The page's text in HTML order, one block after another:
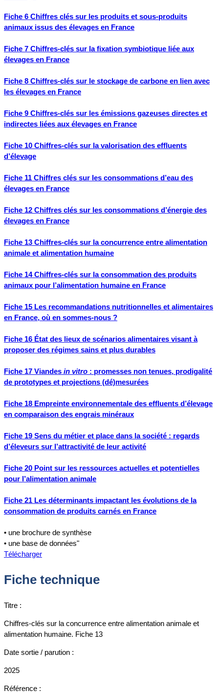
Fiche 6 Chiffres clés sur les produits et sous-produits
animaux issus des élevages en France
Fiche 7 Chiffres-clés sur la fixation symbiotique liée aux
élevages en France
Fiche 8 Chiffres-clés sur le stockage de carbone en lien avec
les élevages en France
Fiche 9 Chiffres-clés sur les émissions gazeuses directes et
indirectes liées aux élevages en France
Fiche 10 Chiffres-clés sur la valorisation des effluents
d’élevage
Fiche 11 Chiffres clés sur les consommations d’eau des
élevages en France
Fiche 12 Chiffres clés sur les consommations d’énergie des
élevages en France
Fiche 13 Chiffres-clés sur la concurrence entre alimentation
animale et alimentation humaine
Fiche 14 Chiffres-clés sur la consommation des produits
animaux pour l’alimentation humaine en France
Fiche 15 Les recommandations nutritionnelles et alimentaires
en France, où en sommes-nous ?
Fiche 16 État des lieux de scénarios alimentaires visant à
proposer des régimes sains et plus durables
Fiche 17 Viandes in vitro : promesses non tenues, prodigalité
de prototypes et projections (dé)mesurées
Fiche 18 Empreinte environnementale des effluents d’élevage
en comparaison des engrais minéraux
Fiche 19 Sens du métier et place dans la société : regards
d’éleveurs sur l’attractivité de leur activité
Fiche 20 Point sur les ressources actuelles et potentielles
pour l’alimentation animale
Fiche 21 Les déterminants impactant les évolutions de la
consommation de produits carnés en France
• une brochure de synthèse
• une base de données"
Télécharger
Fiche technique
Titre :
Chiffres-clés sur la concurrence entre alimentation animale et
alimentation humaine. Fiche 13
Date sortie / parution :
2025
Référence :